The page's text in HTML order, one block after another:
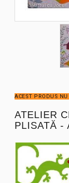
ACEST PRODUS
ATELIER
PLISATĂ -